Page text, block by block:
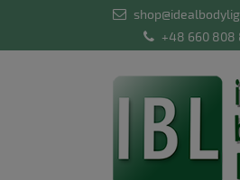
+48 660 808